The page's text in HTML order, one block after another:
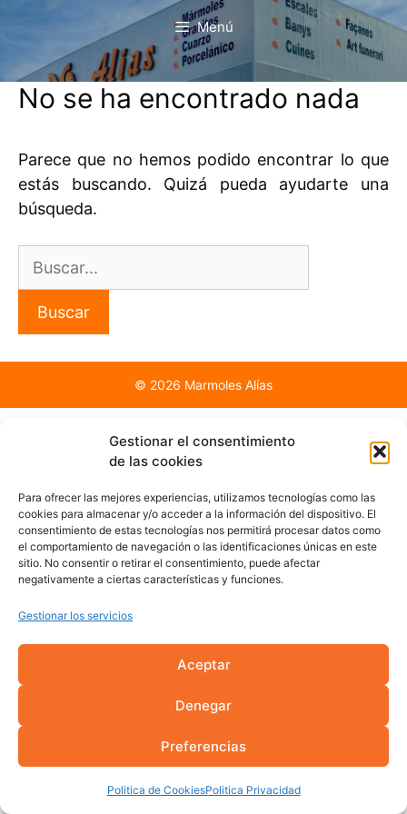
Gestionar el consentimiento
de las cookies
Para ofrecer las mejores experiencias, utilizamos tecnologías como las
cookies para almacenar y/o acceder a la información del dispositivo. El
consentimiento de estas tecnologías nos permitirá procesar datos como
el comportamiento de navegación o las identificaciones únicas en este
sitio. No consentir o retirar el consentimiento, puede afectar
negativamente a ciertas características y funciones.
Gestionar los servicios
Aceptar
Denegar
Preferencias
Politica de CookiesPolitica Privacidad
contenido
Menú
No se ha encontrado nada
Parece que no hemos podido encontrar lo que
estás buscando. Quizá pueda ayudarte una
búsqueda.
© 2026 Marmoles Alías